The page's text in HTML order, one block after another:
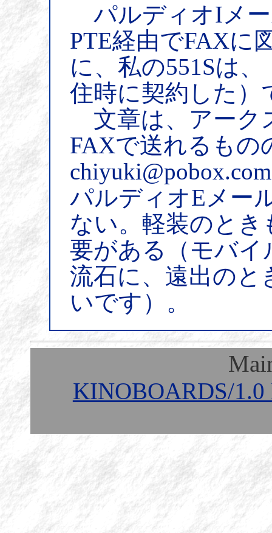
パルディオIメ
PTE経由でFAXに
に、私の551Sは
住時に契約した）
文章は、アーク
FAXで送れるもの
パルディオEメー
ない。軽装のとき
要がある（モバイ
流石に、遠出のと
いです）。
KINOBOARDS/1.0